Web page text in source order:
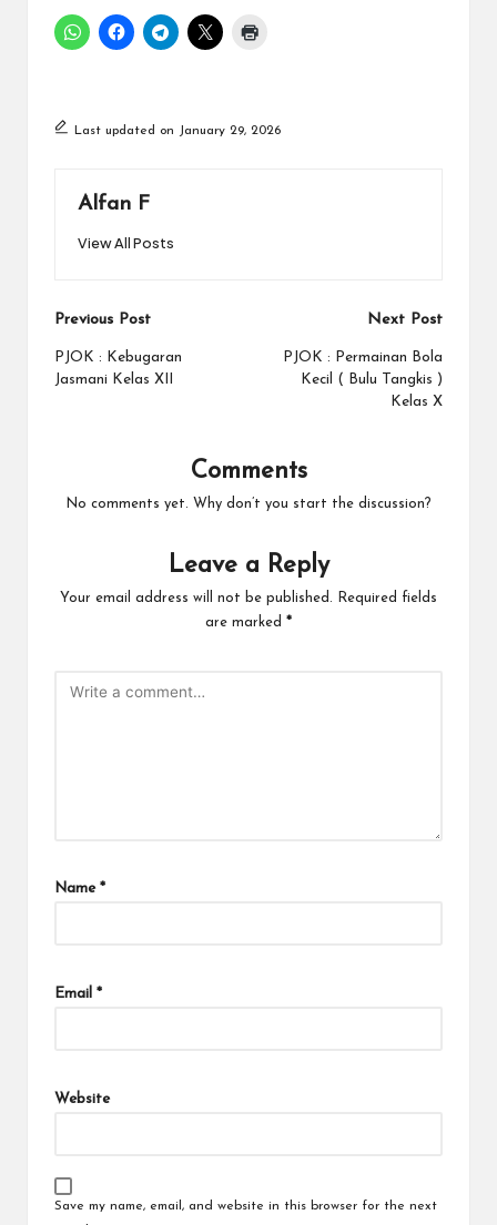
Last updated on January 29, 2026
Alfan F
View All Posts
Previous Post
PJOK : Kebugaran
Jasmani Kelas XII
Next Post
PJOK : Permainan Bola
Kecil ( Bulu Tangkis )
Kelas X
Comments
No comments yet. Why don’t you start the discussion?
Leave a Reply
Your email address will not be published.
Required fields
are marked *
Name *
Email *
Website
Save my name, email, and website in this browser for the next